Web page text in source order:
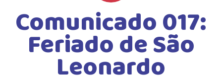
CALENDÁRIO ESCOLAR 2026
GUIA DA FAMÍLIA
BOLETOS BANCÁRIOS
Comunicado 017:
Feriado de São
Leonardo